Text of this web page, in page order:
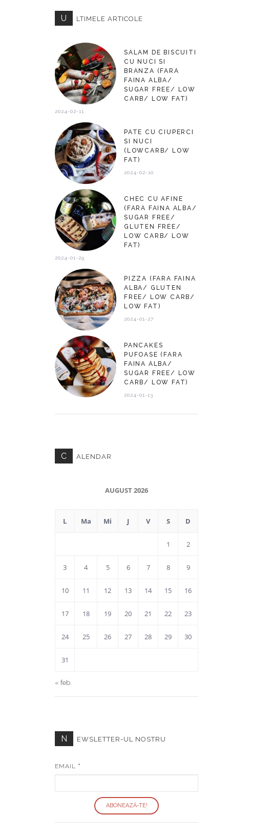
U LTIMELE ARTICOLE
SALAM DE BISCUITI
CU NUCI SI
BRANZA (FARA
FAINA ALBA/
SUGAR FREE/ LOW
CARB/ LOW FAT)
2024-02-11
PATE CU CIUPERCI
SI NUCI
(LOWCARB/ LOW
FAT)
2024-02-10
CHEC CU AFINE
(FARA FAINA ALBA/
SUGAR FREE/
GLUTEN FREE/
LOW CARB/ LOW
FAT)
2024-01-29
PIZZA (FARA FAINA
ALBA/ GLUTEN
FREE/ LOW CARB/
LOW FAT)
2024-01-27
PANCAKES
PUFOASE (FARA
FAINA ALBA/
SUGAR FREE/ LOW
CARB/ LOW FAT)
2024-01-13
C ALENDAR
AUGUST 2026
L Ma Mi J V S D
1 2
3 4 5 6 7 8 9
10 11 12 13 14 15 16
17 18 19 20 21 22 23
24 25 26 27 28 29 30
31
« feb.
N EWSLETTER-UL NOSTRU
EMAIL *